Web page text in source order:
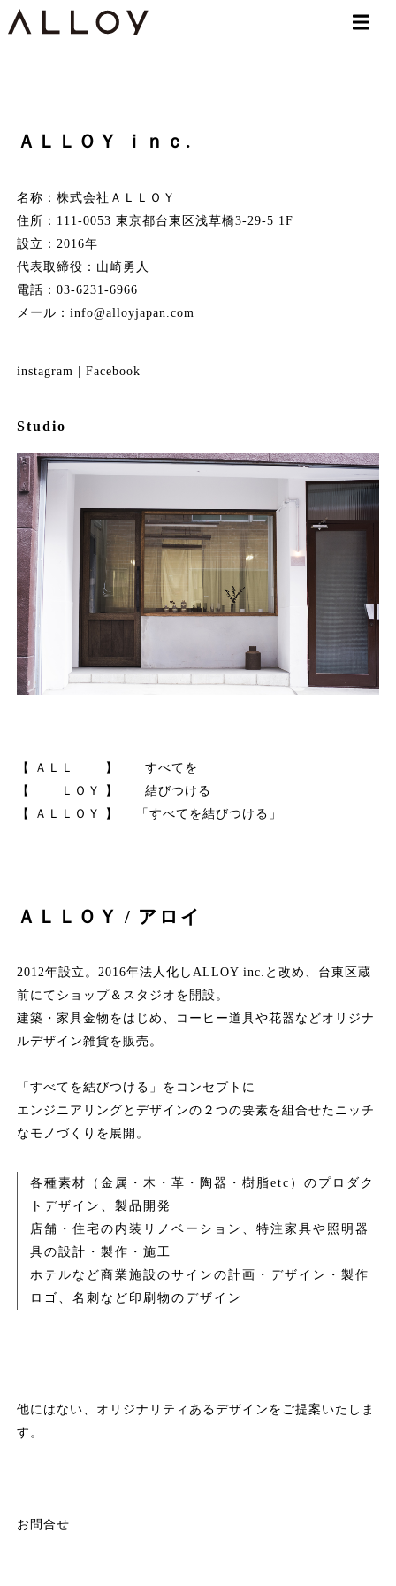
ＡＬＬＯＹ ｉｎｃ.
名称：株式会社ＡＬＬＯＹ
住所：111-0053 東京都台東区浅草橋3-29-5 1F
設立：2016年
代表取締役：山崎勇人
電話：03-6231-6966
メール： info@alloyjapan.com
instagram Facebook
Studio
【 ＡＬＬ 】 すべてを
【 ＬＯＹ 】 結びつける
【 ＡＬＬＯＹ 】 「すべてを結びつける」
ＡＬＬＯＹ / アロイ
2012年設立。2016年法人化しALLOY inc.と改め、台東区蔵
前にてショップ＆スタジオを開設。
建築・家具金物をはじめ、コーヒー道具や花器などオリジナ
ルデザイン雑貨を販売。
「すべてを結びつける」をコンセプトに
エンジニアリングとデザインの２つの要素を組合せたニッチ
なモノづくりを展開。
各種素材（金属・木・革・陶器・樹脂etc）のプロダク
トデザイン、製品開発
店舗・住宅の内装リノベーション、特注家具や照明器
具の設計・製作・施工
ホテルなど商業施設のサインの計画・デザイン・製作
ロゴ、名刺など印刷物のデザイン
他にはない、オリジナリティあるデザインをご提案いたしま
す。
お問合せ